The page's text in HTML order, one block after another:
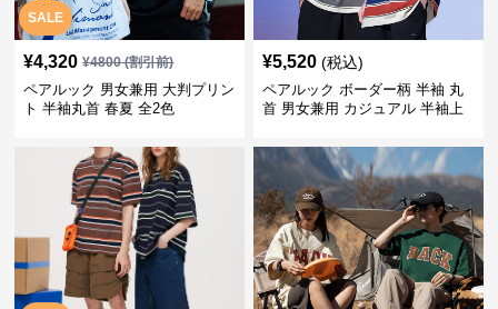
SALE
¥4,320 ¥4800(割引前)
ペアルック 男女兼用 大判プリン
ト 半袖丸首 春夏 全2色
¥5,520 (税込)
ペアルック ボーダー柄 半袖 丸
首 男女兼用 カジュアル 半袖上